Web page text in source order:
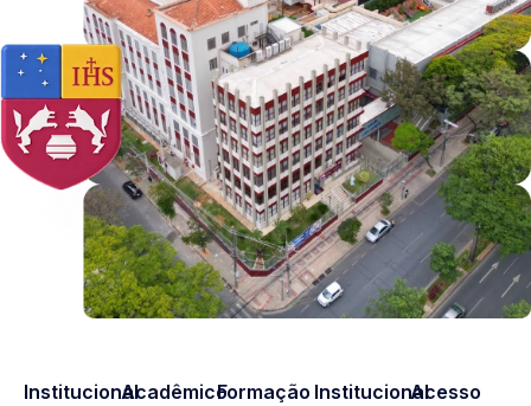
InstitucionalAcadêmicoFormação InstitucionalAcesso